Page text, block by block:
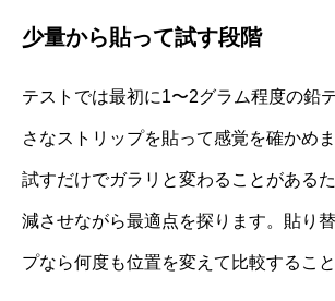
少量から貼って試す段階
テストでは最初に1〜2グラム程度の鉛
さなストリップを貼って感覚を確かめ
試すだけでガラリと変わることがある
減させながら最適点を探ります。貼り
プなら何度も位置を変えて比較すること